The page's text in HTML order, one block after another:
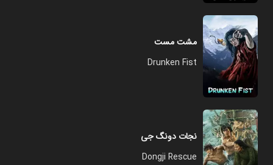
مشت مست
Drunken Fist
نجات دونگ جی
Dongji Rescue